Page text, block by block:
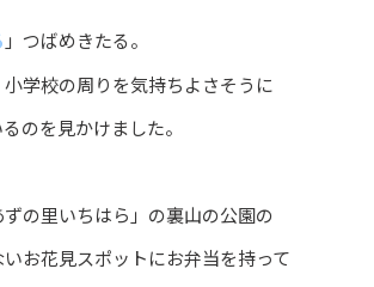
」つばめきたる。
学校の周りを気持ちよさそうに
のを見かけました。
の里いちはら」の裏山の公園の
お花見スポットにお弁当を持って